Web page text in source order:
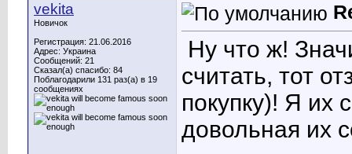
vekita
Новичок
Регистрация: 21.06.2016
Адрес: Украина
Сообщений: 21
Сказал(а) спасибо: 84
Поблагодарили 131 раз(а) в 19
сообщениях
Ну что ж!
считать, тот
покупку)! Я их
довольная их